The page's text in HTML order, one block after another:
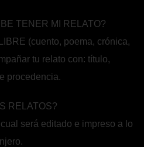
TENER MI RELATO?
(cuento, poema, crónica,
tu relato con: título,
procedencia.
RELATOS?
será editado e impreso a lo